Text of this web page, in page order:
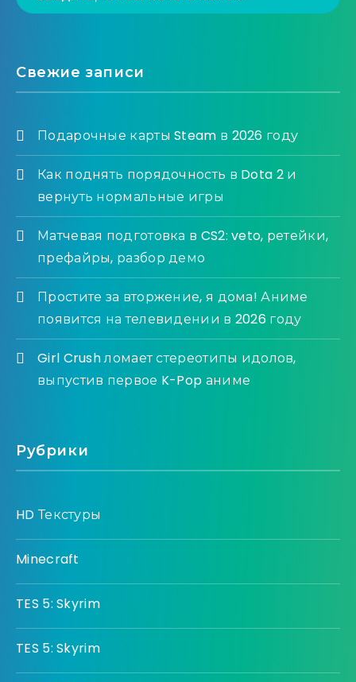
Свежие записи
Подарочные карты Steam в 2026 году
Как поднять порядочность в Dota 2 и
вернуть нормальные игры
Матчевая подготовка в CS2: veto, ретейки,
префайры, разбор демо
Простите за вторжение, я дома! Аниме
появится на телевидении в 2026 году
Girl Crush ломает стереотипы идолов,
выпустив первое K-Pop аниме
Рубрики
HD Текстуры
Minecraft
TES 5: Skyrim
TES 5: Skyrim